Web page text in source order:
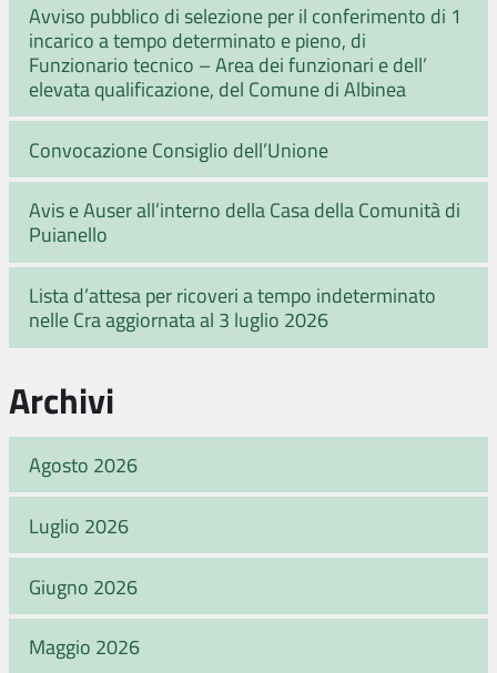
Avviso pubblico di selezione per il conferimento di 1
incarico a tempo determinato e pieno, di
Funzionario tecnico – Area dei funzionari e dell’
elevata qualificazione, del Comune di Albinea
Convocazione Consiglio dell’Unione
Avis e Auser all’interno della Casa della Comunità di
Puianello
Lista d’attesa per ricoveri a tempo indeterminato
nelle Cra aggiornata al 3 luglio 2026
Archivi
Agosto 2026
Luglio 2026
Giugno 2026
Maggio 2026